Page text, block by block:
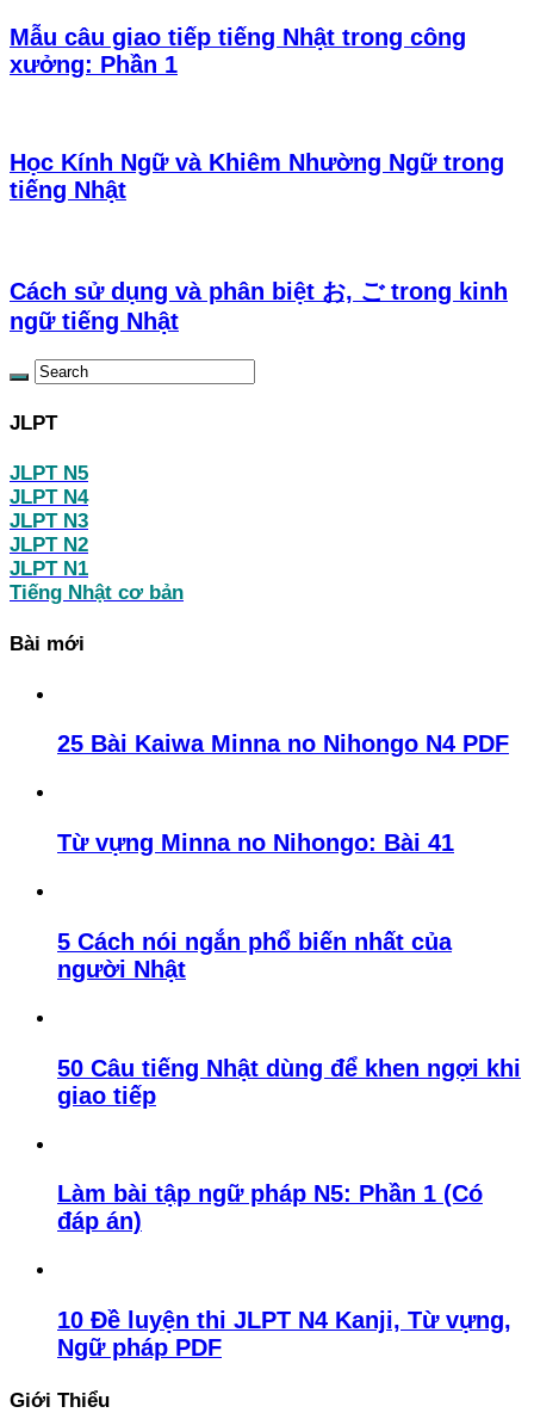
Mẫu câu giao tiếp tiếng Nhật trong công
xưởng: Phần 1
Học Kính Ngữ và Khiêm Nhường Ngữ trong
tiếng Nhật
Cách sử dụng và phân biệt お, ご trong kinh
ngữ tiếng Nhật
JLPT
JLPT N5
JLPT N4
JLPT N3
JLPT N2
JLPT N1
Tiếng Nhật cơ bản
Bài mới
25 Bài Kaiwa Minna no Nihongo N4 PDF
Từ vựng Minna no Nihongo: Bài 41
5 Cách nói ngắn phổ biến nhất của
người Nhật
50 Câu tiếng Nhật dùng để khen ngợi khi
giao tiếp
Làm bài tập ngữ pháp N5: Phần 1 (Có
đáp án)
10 Đề luyện thi JLPT N4 Kanji, Từ vựng,
Ngữ pháp PDF
Giới Thiểu